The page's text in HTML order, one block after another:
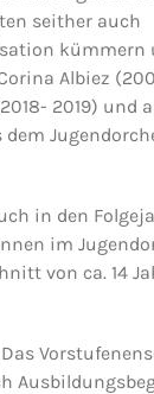
seither auch
kümmern
Albiez
2019) und
in den
im
von ca. 14